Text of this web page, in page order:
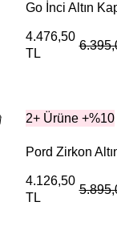
Go İnci Altın
4.476,50
TL
2+ Ürüne +%10
Pord Zirkon
4.126,50
TL